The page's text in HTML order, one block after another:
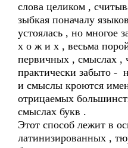
слова целиком ,
зыбкая поначалу
устоялась , но многое
х о ж и х , весьма
первичных , смыслах ,
практически забыто -
и смыслы кроются
отрицаемых
смыслах букв .
Этот способ лежит в
латинизированных ,